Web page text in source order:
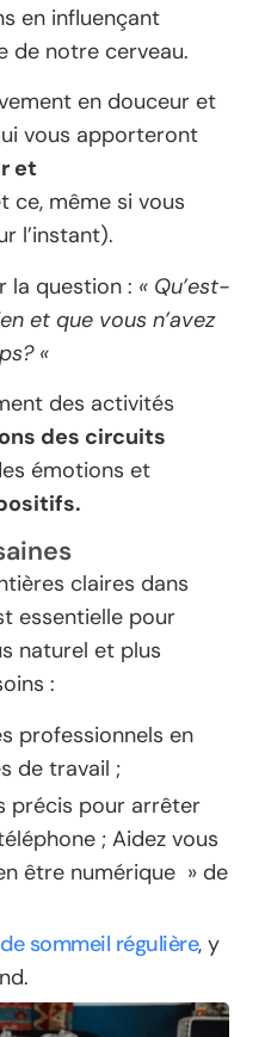
en influençant
de notre cerveau.
en douceur et
vous apporteront
et
ce, même si vous
l’instant).
la question : « Qu’est-
et que vous n’avez
«
des activités
des circuits
émotions et
claires dans
essentielle pour
naturel et plus
:
professionnels en
de travail ;
précis pour arrêter
; Aidez vous
être numérique » de
sommeil régulière, y